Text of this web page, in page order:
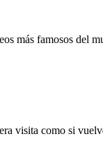
más famosos del
visita como si